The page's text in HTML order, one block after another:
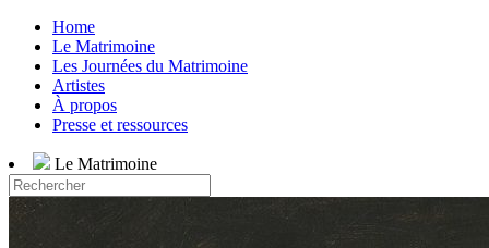
Home
Le Matrimoine
Les Journées du Matrimoine
Artistes
À propos
Presse et ressources
Le Matrimoine